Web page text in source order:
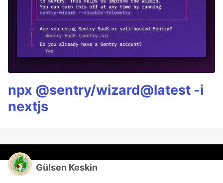
npx @sentry/wizard@latest -i
nextjs
Gülsen Keskin